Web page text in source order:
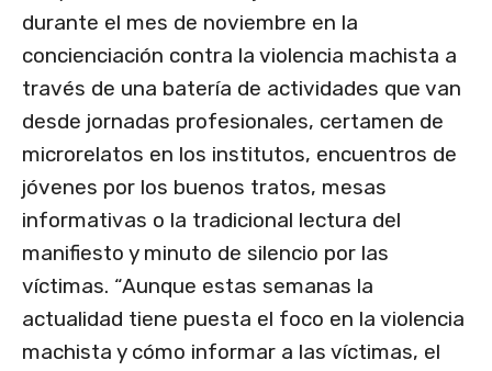
durante el mes de noviembre en la
concienciación contra la violencia machista a
través de una batería de actividades que van
desde jornadas profesionales, certamen de
microrelatos en los institutos, encuentros de
jóvenes por los buenos tratos, mesas
informativas o la tradicional lectura del
manifiesto y minuto de silencio por las
víctimas. “Aunque estas semanas la
actualidad tiene puesta el foco en la violencia
machista y cómo informar a las víctimas, el